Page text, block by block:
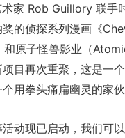
家 Rob Guillory 联手
的侦探系列漫画《
原子怪兽影业（
目再次重聚，这是一
用拳头痛扁幽灵的家伙
动现已启动，我们可以